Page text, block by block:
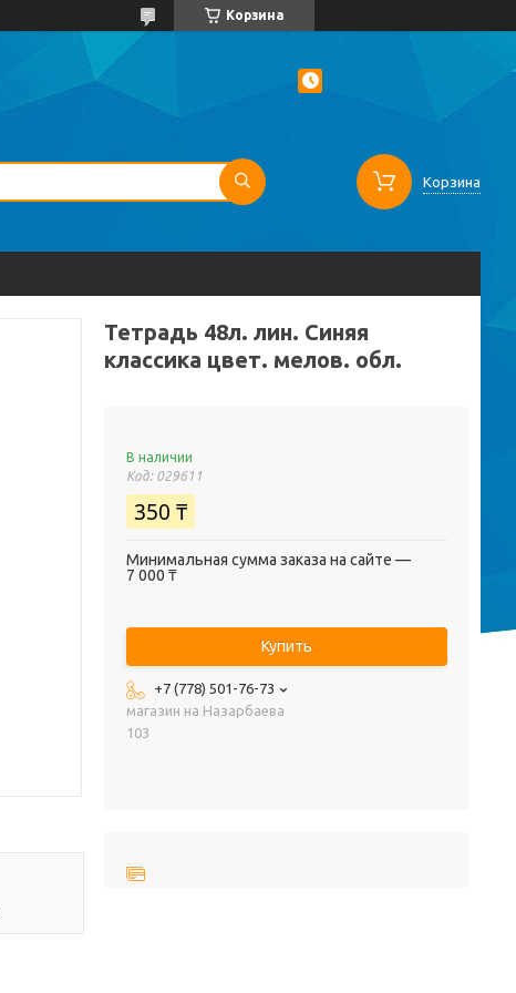
Корзина
Корзина
Тетрадь 48л. лин. Синяя
классика цвет. мелов. обл.
В наличии
Код: 029611
350 ₸
Минимальная сумма заказа на сайте —
7 000 ₸
Купить
+7 (778) 501-76-73
магазин на Назарбаева
103